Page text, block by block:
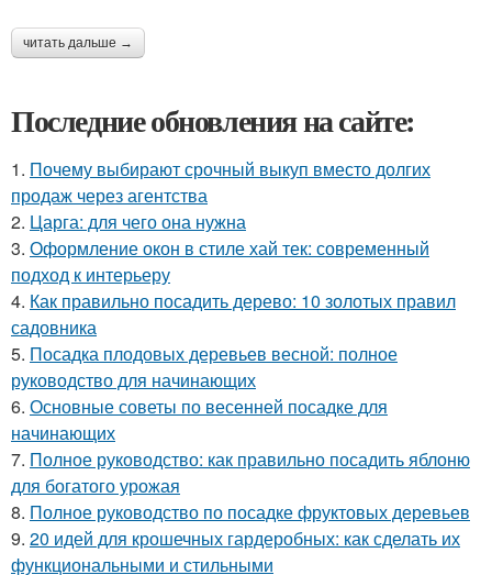
читать дальше →
Последние обновления на сайте:
1. Почему выбирают срочный выкуп вместо долгих
продаж через агентства
2. Царга: для чего она нужна
3. Оформление окон в стиле хай тек: современный
подход к интерьеру
4. Как правильно посадить дерево: 10 золотых правил
садовника
5. Посадка плодовых деревьев весной: полное
руководство для начинающих
6. Основные советы по весенней посадке для
начинающих
7. Полное руководство: как правильно посадить яблоню
для богатого урожая
8. Полное руководство по посадке фруктовых деревьев
9. 20 идей для крошечных гардеробных: как сделать их
функциональными и стильными